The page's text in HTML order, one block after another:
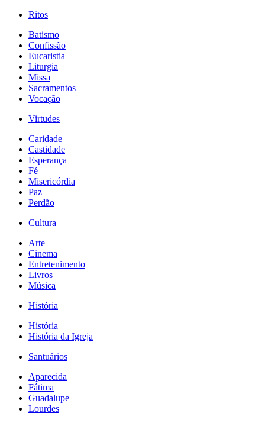
Ritos
Batismo
Confissão
Eucaristia
Liturgia
Missa
Sacramentos
Vocação
Virtudes
Caridade
Castidade
Esperança
Fé
Misericórdia
Paz
Perdão
Cultura
Arte
Cinema
Entretenimento
Livros
Música
História
História
História da Igreja
Santuários
Aparecida
Fátima
Guadalupe
Lourdes